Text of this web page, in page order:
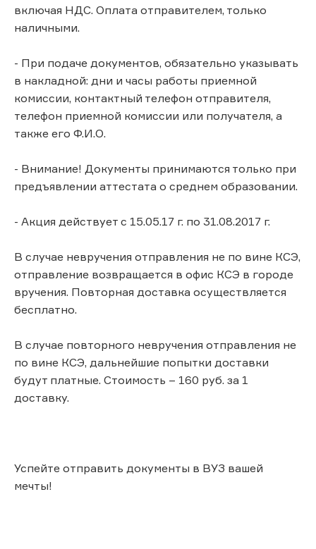
включая НДС. Оплата отправителем, только
наличными.
- При подаче документов, обязательно указывать
в накладной: дни и часы работы приемной
комиссии, контактный телефон отправителя,
телефон приемной комиссии или получателя, а
также его Ф.И.О.
- Внимание! Документы принимаются только при
предъявлении аттестата о среднем образовании.
- Акция действует с 15.05.17 г. по 31.08.2017 г.
В случае невручения отправления не по вине КСЭ,
отправление возвращается в офис КСЭ в городе
вручения. Повторная доставка осуществляется
бесплатно.
В случае повторного невручения отправления не
по вине КСЭ, дальнейшие попытки доставки
будут платные. Стоимость – 160 руб. за 1
доставку.
Успейте отправить документы в ВУЗ вашей
мечты!